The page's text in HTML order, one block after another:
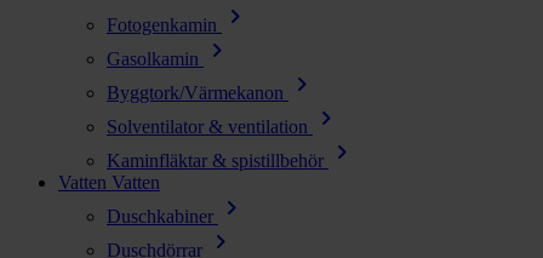
Fotogenkamin chevron_right
Gasolkamin chevron_right
Byggtork/Värmekanon chevron_right
Solventilator & ventilation chevron_right
Kaminfläktar & spistillbehör chevron_right
Vatten Vatten
Duschkabiner
chevron_right
Duschdörrar chevron_right